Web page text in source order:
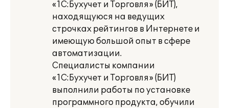
«1С:Бухучет и Торговля» (БИТ),
находящуюся на ведущих
строчках рейтингов в Интернете и
имеющую большой опыт в сфере
автоматизации.
Специалисты компании
«1С:Бухучет и Торговля» (БИТ)
выполнили работы по установке
программного продукта, обучили